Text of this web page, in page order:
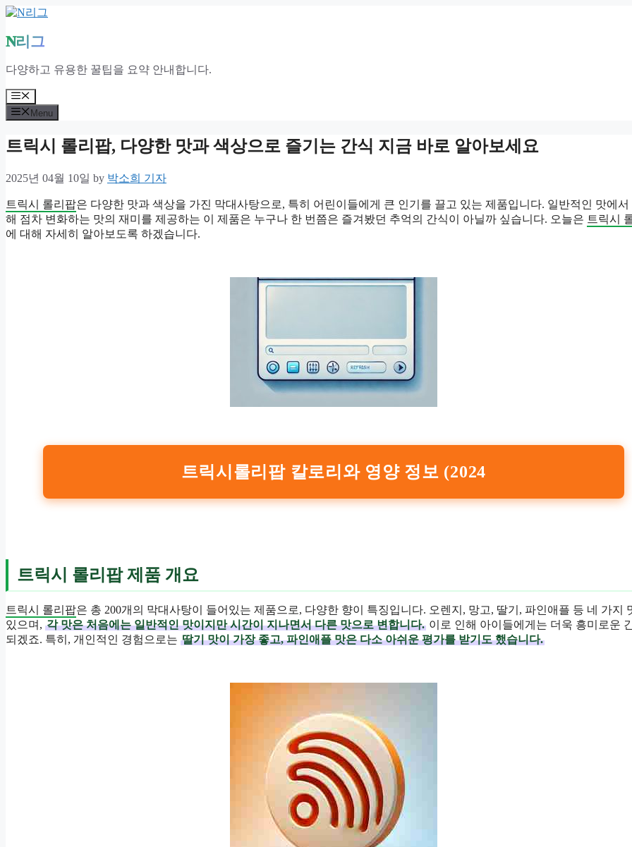
Skip
content
N리그
다양하고 유용한 꿀팁을 요약 안내합니다.
Menu
Menu
트릭시 롤리팝, 다양한 맛과 색상으로 즐기는 간식 지금 바로 알아보세요
2025년 04월 10일 by 박소희 기자
트릭시 롤리팝은 다양한 맛과 색상을 가진 막대사탕으로, 특히 어린이들에게 큰 인기를 끌고 있는 제품입니다. 일반적인 맛에서
해 점차 변화하는 맛의 재미를 제공하는 이 제품은 누구나 한 번쯤은 즐겨봤던 추억의 간식이 아닐까 싶습니다. 오늘은 트릭시
에 대해 자세히 알아보도록 하겠습니다.
트릭시롤리팝 칼로리와 영양 정보 (2024
트릭시 롤리팝 제품 개요
트릭시 롤리팝은 총 200개의 막대사탕이 들어있는 제품으로, 다양한 향이 특징입니다. 오렌지, 망고, 딸기, 파인애플 등 네 가지
있으며, 각 맛은 처음에는 일반적인 맛이지만 시간이 지나면서 다른 맛으로 변합니다. 이로 인해 아이들에게는 더욱 흥미로운
되겠죠. 특히, 개인적인 경험으로는 딸기 맛이 가장 좋고, 파인애플 맛은 다소 아쉬운 평가를 받기도 했습니다.